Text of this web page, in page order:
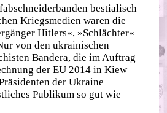
bestialisch
Kriegsmedien waren die
Hitlers«, »Schlächter«
von den ukrainischen
Bandera, die im Auftrag
der EU 2014 in Kiew
der Ukraine
Publikum so gut wie